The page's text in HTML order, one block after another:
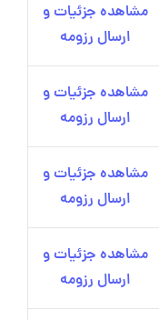
مشاهده جزئیات و
ارسال رزومه
مشاهده جزئیات و
ارسال رزومه
مشاهده جزئیات و
ارسال رزومه
مشاهده جزئیات و
ارسال رزومه